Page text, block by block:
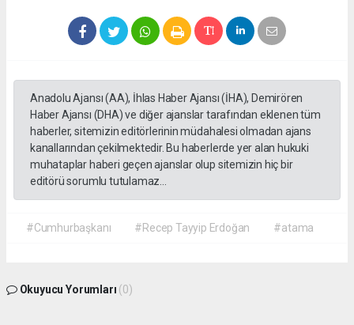
Anadolu Ajansı (AA), İhlas Haber Ajansı (İHA), Demirören
Haber Ajansı (DHA) ve diğer ajanslar tarafından eklenen tüm
haberler, sitemizin editörlerinin müdahalesi olmadan ajans
kanallarından çekilmektedir. Bu haberlerde yer alan hukuki
muhataplar haberi geçen ajanslar olup sitemizin hiç bir
editörü sorumlu tutulamaz...
#Cumhurbaşkanı #Recep Tayyip Erdoğan #atama
Okuyucu Yorumları (0)